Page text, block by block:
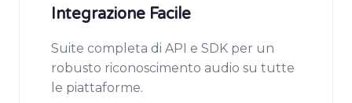
Integrazione Facile
Suite completa di API e SDK per un
robusto riconoscimento audio su tutte
le piattaforme.